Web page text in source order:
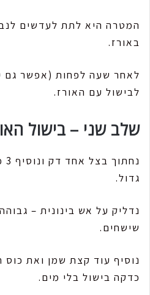
המטרה היא לתת לעדשים
באורז.
לאחר שעה לפחות (אפשר גם
לבישול עם האורז.
שלב שני – בישול
גדול.
נדליק על אש בינונית –
שישחים.
נוסיף עוד קצת שמן ואת
כדקה בישול בלי מים.